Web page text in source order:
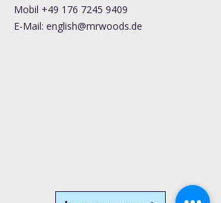
Mobil +49 176 7245 9409
E-Mail: english@mrwoods.de